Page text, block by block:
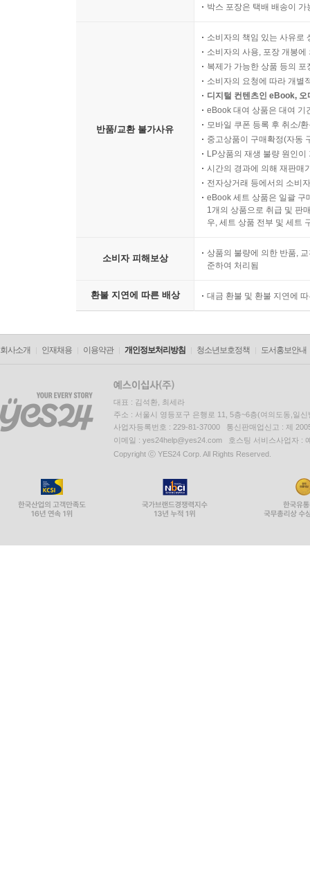
박스 포장은 택배 배송이
반품/교환 불가사유
소비자의 책임 있는 사유로
소비자의 사용, 포장 개봉
복제가 가능한 상품 등의
소비자의 요청에 따라 개별
디지털 컨텐츠인 eBook,
eBook 대여 상품은 대여 기
모바일 쿠폰 등록 후 취소/
중고상품이 구매확정(자동
LP상품의 재생 불량 원인
시간의 경과에 의해 재판매
전자상거래 등에서의 소비
eBook 세트 상품은 일괄 구
1개의 상품으로 취급 및 판
우, 세트 상품 전부 및 세트
소비자 피해보상
상품의 불량에 의한 반품,
준하여 처리됨
환불 지연에 따른 배상 대금 환불 및 환불 지연에
회사소개 인재채용 이용약관 개인정보처리방침 청소년보호정책 도서홍보안내
대표 : 김석환, 최세라
주소 : 서울시 영등포구 은행로 11, 5층~6층(여의도동,일신
사업자등록번호 : 229-81-37000 통신판매업신고 : 제
이메일 : yes24help@yes24.com 호스팅 서비스사업자 :
Copyright ⓒ YES24 Corp. All Rights Reserved.